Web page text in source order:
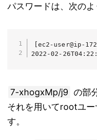
パスワードは、次のよ
[ec2-user@ip-
2022-02-
7-xhogxMp/j9 の部
それを用いてrootユ
す。